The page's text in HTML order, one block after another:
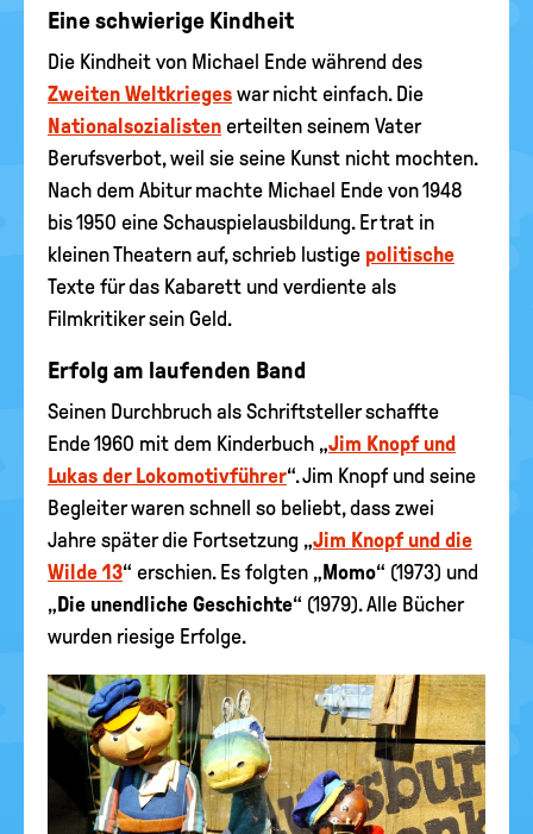
Eine schwierige Kindheit
Die Kindheit von Michael Ende während des
Zweiten Weltkrieges war nicht einfach. Die
Nationalsozialisten erteilten seinem Vater
Berufsverbot, weil sie seine Kunst nicht mochten.
Nach dem Abitur machte Michael Ende von 1948
bis 1950 eine Schauspielausbildung. Er trat in
kleinen Theatern auf, schrieb lustige politische
Texte für das Kabarett und verdiente als
Filmkritiker sein Geld.
Erfolg am laufenden Band
Seinen Durchbruch als Schriftsteller schaffte
Ende 1960 mit dem Kinderbuch „Jim Knopf und
Lukas der Lokomotivführer“. Jim Knopf und seine
Begleiter waren schnell so beliebt, dass zwei
Jahre später die Fortsetzung „Jim Knopf und die
Wilde 13“ erschien. Es folgten „ Momo“ (1973) und
„ Die unendliche Geschichte“ (1979). Alle Bücher
wurden riesige Erfolge.